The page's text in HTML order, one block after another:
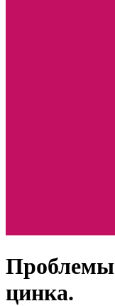
Проблемы
цинка.